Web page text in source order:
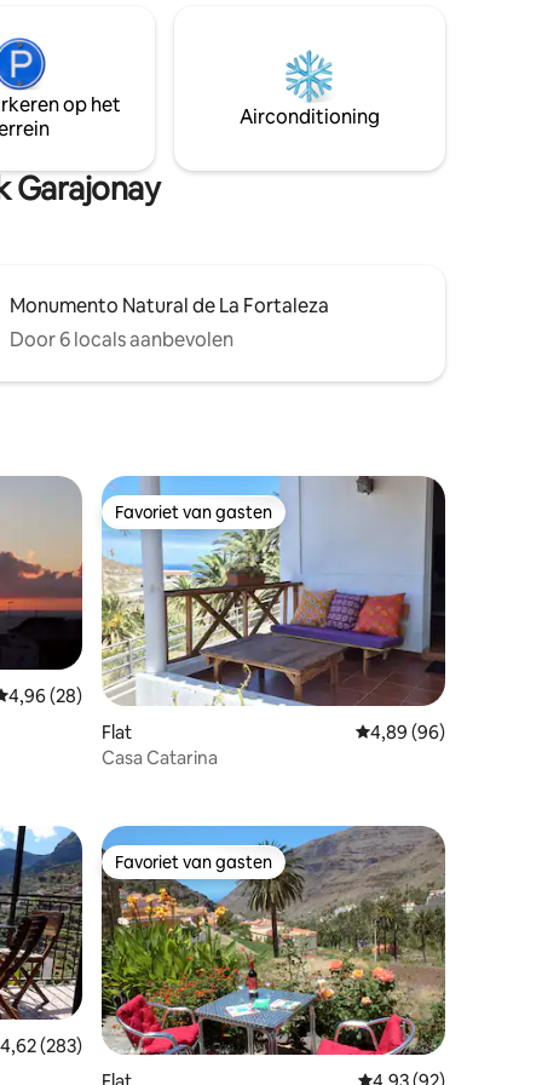
en
We
onze
Sebastián (de belangrijkste stad waar de
veerboten aankomen). Om van dit kleine
paradijs te kunnen genieten, moet je
vanaf de parkeerplaats ongeveer
op het
Airconditioning
Garajonay
Monumento Natural de La Fortaleza
Door 6 locals aanbevolen
beoordeling van 4,96 op 5, 28 recensies
4,96 (28)
Favoriet van gasten
Favoriet van gasten
Flat Gemiddelde
4,89 (96)
Casa Catarina
beoordeling van 4,62 op 5, 283 recensies
4,62 (283)
Favoriet van gasten
Favoriet van gasten